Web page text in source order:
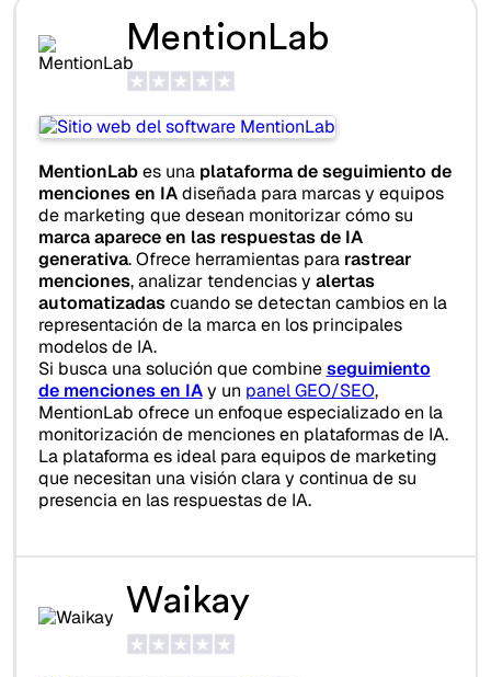
MentionLab
MentionLabes una plataforma de seguimiento de
menciones en IAdiseñada para marcas y equipos
de marketing que desean monitorizar cómo su
marca aparece en las respuestas de IA
generativa. Ofrece herramientas para rastrear
menciones, analizar tendencias y alertas
automatizadascuando se detectan cambios en la
representación de la marca en los principales
modelos de IA.
Si busca una solución que combineseguimiento
de menciones en IAy un panel GEO/SEO,
MentionLab ofrece un enfoque especializado en la
monitorización de menciones en plataformas de IA.
La plataforma es ideal para equipos de marketing
que necesitan una visión clara y continua de su
presencia en las respuestas de IA.
Waikay